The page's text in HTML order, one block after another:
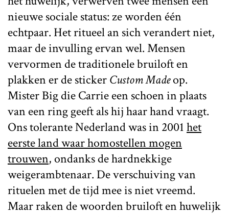
nieuwe sociale status: ze worden één
echtpaar. Het ritueel an sich verandert niet,
maar de invulling ervan wel. Mensen
vervormen de traditionele bruiloft en
plakken er de stickerCustom Madeop.
Mister Big die Carrie een schoen in plaats
van een ring geeft als hij haar hand vraagt.
Ons tolerante Nederland was in 2001het
eerste land waar homostellen mogen
trouwen, ondanks de hardnekkige
weigerambtenaar. De verschuiving van
rituelen met de tijd mee is niet vreemd.
Maar raken de woorden bruiloft en huwelijk